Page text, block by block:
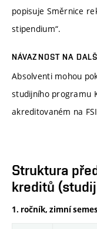
popisuje Směrnice
stipendium“.
NÁVAZNOST NA
Absolventi mohou
studijního programu
akreditovaném na
Struktura
kreditů
1. ročník, zimní